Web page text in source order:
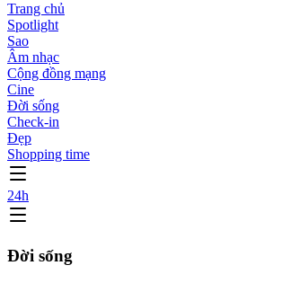
Trang chủ
Spotlight
Sao
Âm nhạc
Cộng đồng mạng
Cine
Đời sống
Check-in
Đẹp
Shopping time
24h
Đời sống